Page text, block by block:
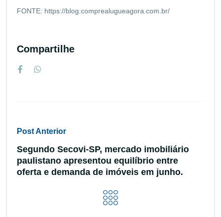
FONTE: https://blog.comprealugueagora.com.br/
Compartilhe
Post Anterior
Segundo Secovi-SP, mercado imobiliário
paulistano apresentou equilíbrio entre
oferta e demanda de imóveis em junho.